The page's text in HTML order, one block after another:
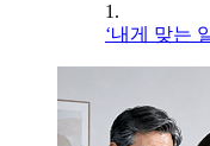
1.
‘내게 맞는